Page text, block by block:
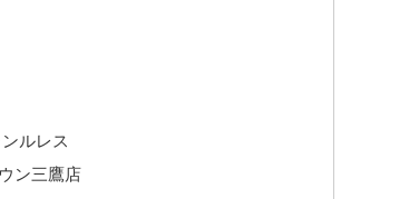
ルレス
ン三鷹店